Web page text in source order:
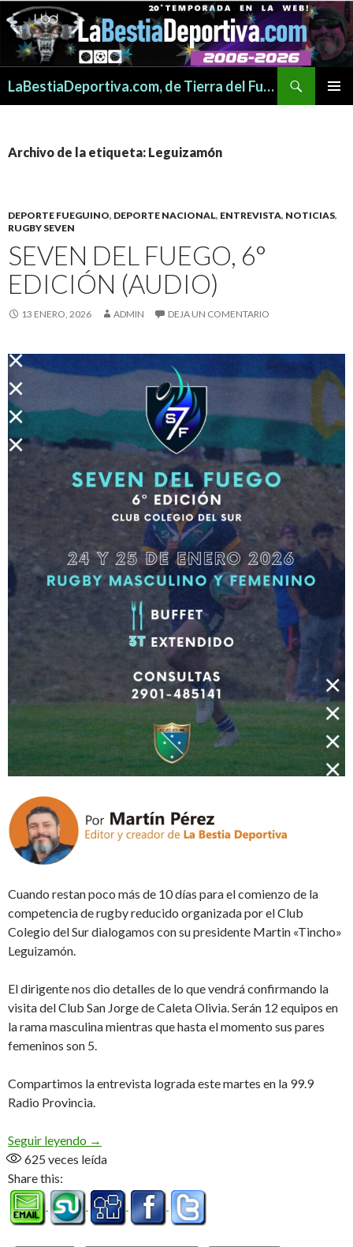
LaBestiaDeportiva.com, de Tierra del Fuego para todo el mundo
Archivo de la etiqueta: Leguizamón
DEPORTE FUEGUINO, DEPORTE NACIONAL, ENTREVISTA, NOTICIAS,
RUGBY SEVEN
SEVEN DEL FUEGO, 6°
EDICIÓN (AUDIO)
13 ENERO, 2026 ADMIN DEJA UN COMENTARIO
Cuando restan poco más de 10 días para el comienzo de la
competencia de rugby reducido organizada por el Club
Colegio del Sur dialogamos con su presidente Martin «Tincho»
Leguizamón.
El dirigente nos dio detalles de lo que vendrá confirmando la
visita del Club San Jorge de Caleta Olivia. Serán 12 equipos en
la rama masculina mientras que hasta el momento sus pares
femeninos son 5.
Compartimos la entrevista lograda este martes en la 99.9
Radio Provincia.
Seguir leyendo Seven del Fuego, 6° edición (Audio)
→
625 veces leída
Share this: